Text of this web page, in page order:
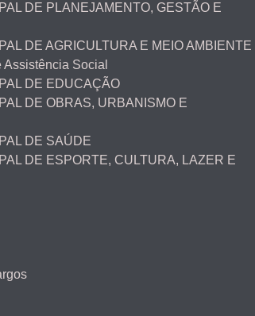
DE PLANEJAMENTO, GESTÃO E
DE AGRICULTURA E MEIO AMBIENTE
Social
DE EDUCAÇÃO
DE OBRAS, URBANISMO E
DE SAÚDE
DE ESPORTE, CULTURA, LAZER E